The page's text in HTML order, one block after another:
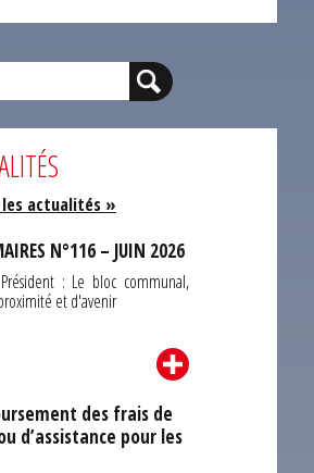
actualités »
N°116 – JUIN 2026
: Le bloc communal,
et d'avenir
des frais de
d’assistance pour les